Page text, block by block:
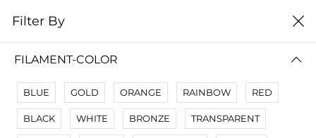
0
цена от высокой к
No Results
Not Found Filters1
Not Found Filters2
Filter By
FILAMENT-COLOR
BLUE GOLD ORANGE RAINBOW RED
BLACK WHITE BRONZE TRANSPARENT